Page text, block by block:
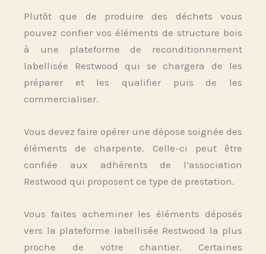
Plutôt que de produire des déchets vous
pouvez confier vos éléments de structure bois
à une plateforme de reconditionnement
labellisée Restwood qui se chargera de les
préparer et les qualifier puis de les
commercialiser.
Vous devez faire opérer une dépose soignée des
éléments de charpente. Celle-ci peut être
confiée aux adhérents de l’association
Restwood qui proposent ce type de prestation.
Vous faites acheminer les éléments déposés
vers la plateforme labellisée Restwood la plus
proche de votre chantier. Certaines